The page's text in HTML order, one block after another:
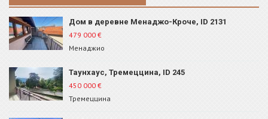
Дом в деревне Менаджо-Кроче, ID 2131
479 000 €
Менаджио
Таунхаус, Тремеццина, ID 245
450 000 €
Тремеццина